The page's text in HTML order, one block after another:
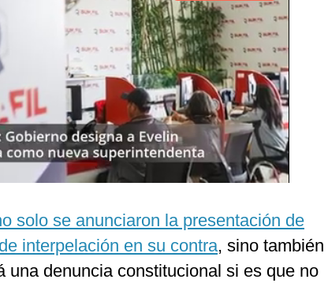
solo se anunciaron la presentación de
interpelación en su contra, sino también
una denuncia constitucional si es que no